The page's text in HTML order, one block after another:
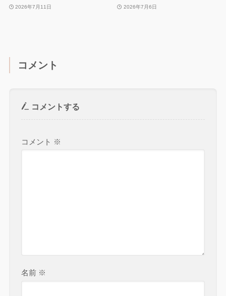
2026年7月11日 2026年7月6日
コメント
コメントする
コメント ※
名前 ※